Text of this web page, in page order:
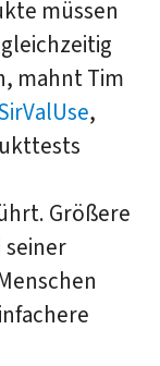
müssen
mahnt Tim
,
Größere
seiner